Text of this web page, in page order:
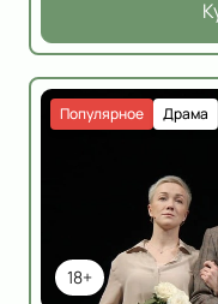
18+
Драма
Популярное